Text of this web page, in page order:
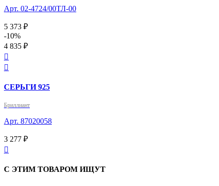
Арт. 02-4724/00ТЛ-00
5 373 ₽
-10%
4 835 ₽


СЕРЬГИ 925
Бриллиант
Арт. 87020058
3 277 ₽

С ЭТИМ ТОВАРОМ ИЩУТ